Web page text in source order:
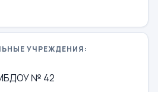
УЧРЕЖДЕНИЯ:
№ 42